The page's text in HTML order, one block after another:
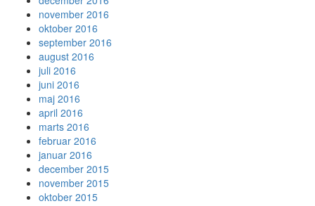
november 2016
oktober 2016
september 2016
august 2016
juli 2016
juni 2016
maj 2016
april 2016
marts 2016
februar 2016
januar 2016
december 2015
november 2015
oktober 2015